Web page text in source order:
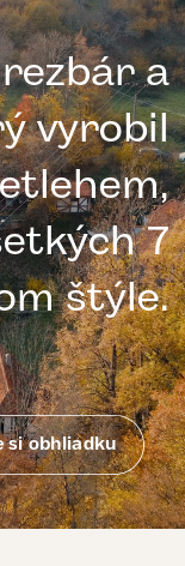
a
vyrobil
7
štýle.
si obhliadku